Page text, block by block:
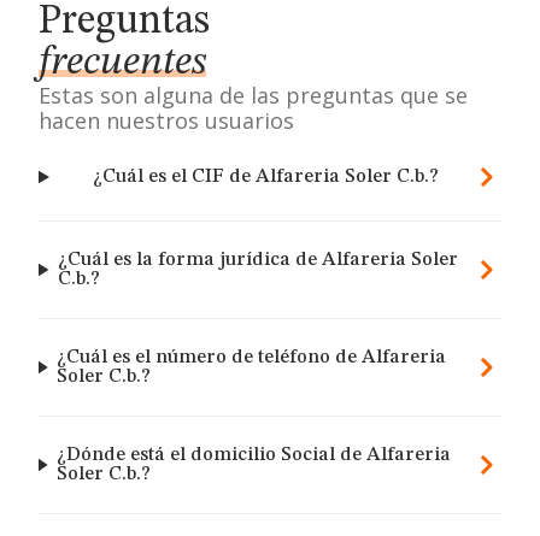
Preguntas
frecuentes
Estas son alguna de las preguntas que se
hacen nuestros usuarios
¿Cuál es el CIF de Alfareria Soler C.b.?
¿Cuál es la forma jurídica de Alfareria Soler
C.b.?
¿Cuál es el número de teléfono de Alfareria
Soler C.b.?
¿Dónde está el domicilio Social de Alfareria
Soler C.b.?